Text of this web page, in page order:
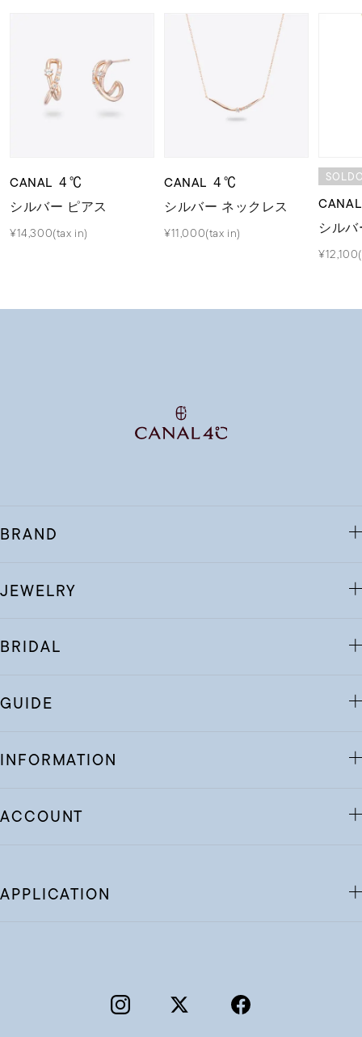
CANAL ４℃
シルバー ピアス
¥14,300(tax in)
CANAL ４℃
シルバー ネックレス
¥11,000(tax in)
シル
BRAND
JEWELRY
BRIDAL
GUIDE
INFORMATION
ACCOUNT
APPLICATION